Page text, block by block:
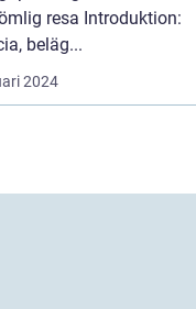
Introduktion:
beläg...
2024